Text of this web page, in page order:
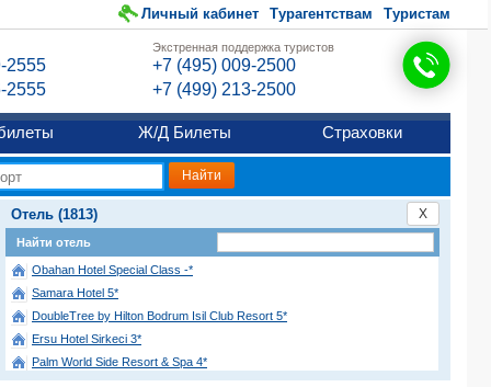
Личный кабинет Турагентствам Туристам
2555
2555
Экстренная поддержка туристов
+7 (495) 009-2500
+7 (499) 213-2500
Ж/Д Билеты Страховки
X
Отель (1813)
Найти отель
Obahan Hotel Special Class -*
Samara Hotel 5*
DoubleTree by Hilton Bodrum Isil Club Resort 5*
Ersu Hotel Sirkeci 3*
Palm World Side Resort & Spa 4*